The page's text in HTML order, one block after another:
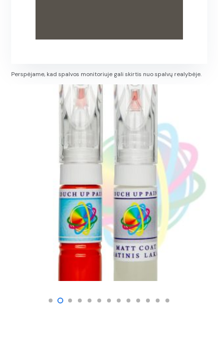
Perspėjame, kad spalvos monitoriuje gali skirtis nuo spalvų realybėje.